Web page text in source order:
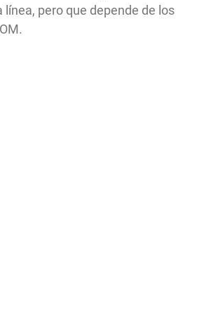
línea, pero que depende de los